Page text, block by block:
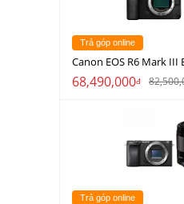
Trả góp online
Canon EOS R6 Mark III
68,490,000đ
Trả góp online